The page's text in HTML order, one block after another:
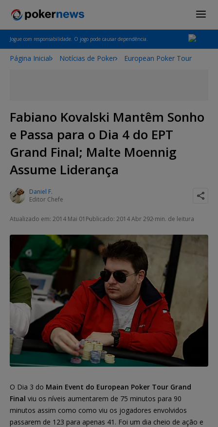
Jogue com responsabilidade. O jogo pode causar dependência.
Página Inicial Notícias de Poker European Poker Tour
Fabiano Kovalski Mantêm Sonho
e Passa para o Dia 4 do EPT
Grand Final; Malte Moennig
Assume Liderança
Daniel F.
Editor Chefe
Atualizado em: 2014 Mai 01 Publicado: 2014 Abr 292 min. de leitura
O Dia 3 do Main Event do European Poker Tour Grand
Final viu os níveis aumentarem de 75 minutos para 90
minutos assim como como viu os jogadores envolvidos
passarem de 123 para apenas 41. Foi um dia cheio de ação e